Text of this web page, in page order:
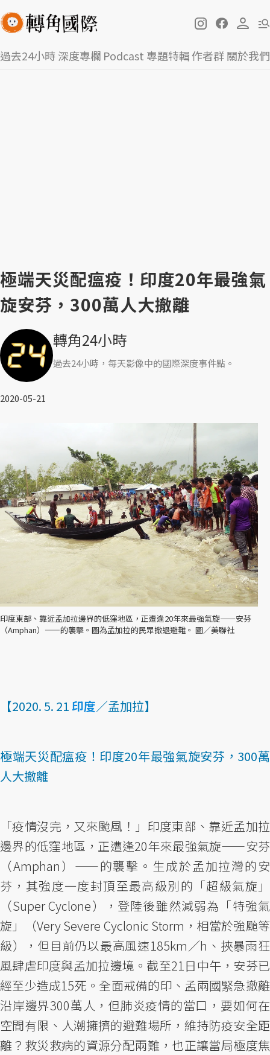
過去24小時深度專欄 Podcast 專題特輯作者群關於我們
極端天災配瘟疫！印度20年最強氣
旋安芬，300萬人大撤離
轉角24小時
過去24小時，每天影像中的國際深度事件點。
2020-05-21
印度東部、靠近孟加拉邊界的低窪地區，正遭逢20年來最強氣旋——安芬
（Amphan）——的襲擊。圖為孟加拉的民眾撤退避難。 圖／美聯社
【2020. 5. 21 印度／孟加拉】
極端天災配瘟疫！印度20年最強氣旋安芬，300萬
人大撤離
「疫情沒完，又來颱風！」印度東部、靠近孟加拉
邊界的低窪地區，正遭逢20年來最強氣旋——安芬
（Amphan）——的襲擊。生成於孟加拉灣的安
芬，其強度一度封頂至最高級別的「超級氣旋」
（Super Cyclone），登陸後雖然減弱為「特強氣
旋」（Very Severe Cyclonic Storm，相當於強颱等
級），但目前仍以最高風速185km／h、挾暴雨狂
風肆虐印度與孟加拉邊境。截至21日中午，安芬已
經至少造成15死。全面戒備的印、孟兩國緊急撤離
沿岸邊界300萬人，但肺炎疫情的當口，要如何在
空間有限、人潮擁擠的避難場所，維持防疫安全距
離？救災救病的資源分配兩難，也正讓當局極度焦